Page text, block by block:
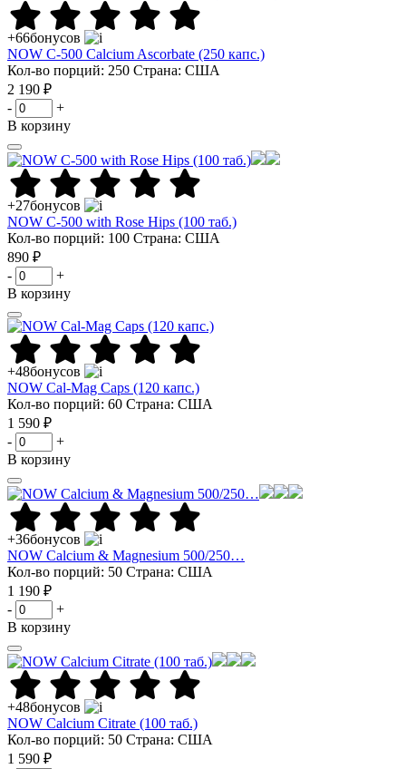
+66бонусов
NOW C-500 Calcium Ascorbate (250 капс.)
Кол-во порций: 250 Страна: США
2 190 ₽
-
+
В корзину
+27бонусов
NOW C-500 with Rose Hips (100 таб.)
Кол-во порций: 100 Страна: США
890 ₽
-
+
В корзину
+48бонусов
NOW Cal-Mag Caps (120 капс.)
Кол-во порций: 60 Страна: США
1 590 ₽
-
+
В корзину
+36бонусов
NOW Calcium & Magnesium 500/250…
Кол-во порций: 50 Страна: США
1 190 ₽
-
+
В корзину
+48бонусов
NOW Calcium Citrate (100 таб.)
Кол-во порций: 50 Страна: США
1 590 ₽